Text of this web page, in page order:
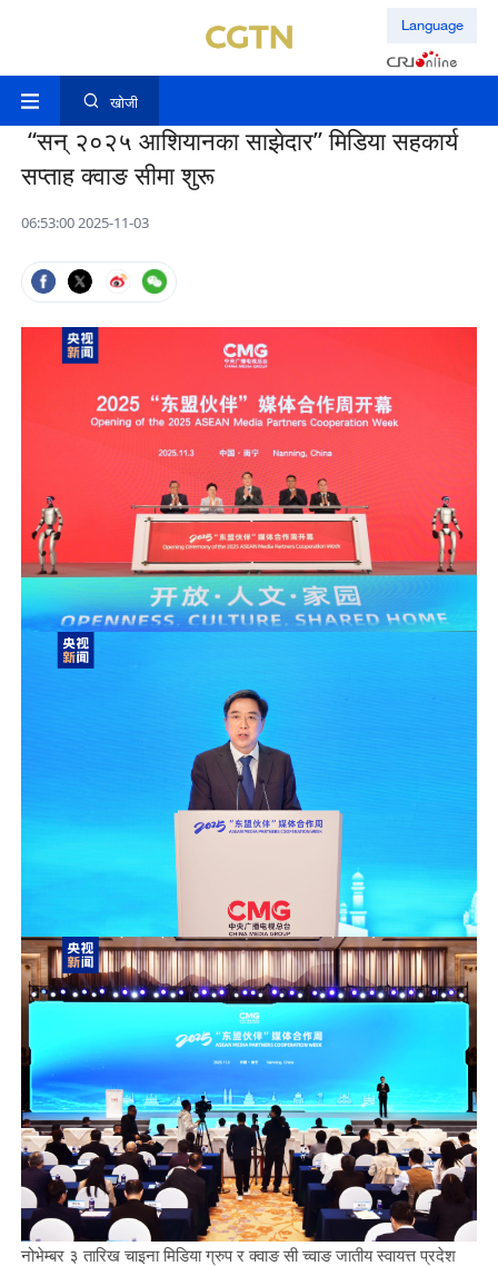
Language
खोजी
“सन् २०२५ आशियानका साझेदार” मिडिया सहकार्य
सप्ताह क्वाङ सीमा शुरू
06:53:00 2025-11-03
नोभेम्बर ३ तारिख चाइना मिडिया ग्रुप र क्वाङ सी च्वाङ जातीय स्वायत्त प्रदेश